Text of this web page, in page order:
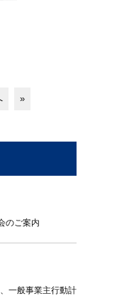
»
のご案内
一般事業主行動計